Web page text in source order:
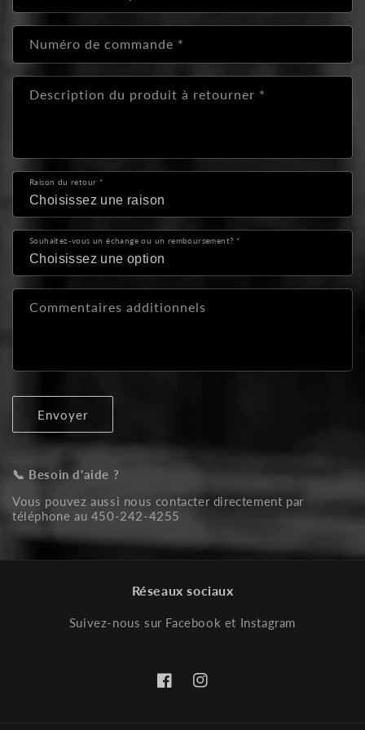
r
e
e
t
a
t
Numéro de commande *
Description du produit à retourner *
Raison du retour *
Souhaitez-vous un échange ou un remboursement? *
Commentaires additionnels
Envoyer
📞 Besoin d'aide ?
Vous pouvez aussi nous contacter directement par
téléphone au 450-242-4255
Réseaux sociaux
Suivez-nous sur Facebook et Instagram
FacebookInstagram